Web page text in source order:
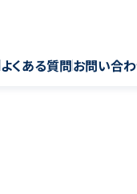
よくある質問お問い合